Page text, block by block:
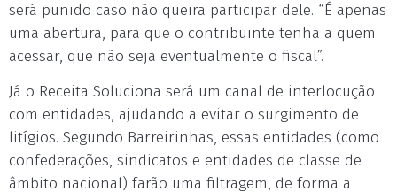
será punido caso não queira participar dele. “É apenas
uma abertura, para que o contribuinte tenha a quem
acessar, que não seja eventualmente o fiscal”.
Já o Receita Soluciona será um canal de interlocução
com entidades, ajudando a evitar o surgimento de
litígios. Segundo Barreirinhas, essas entidades (como
confederações, sindicatos e entidades de classe de
âmbito nacional) farão uma filtragem, de forma a